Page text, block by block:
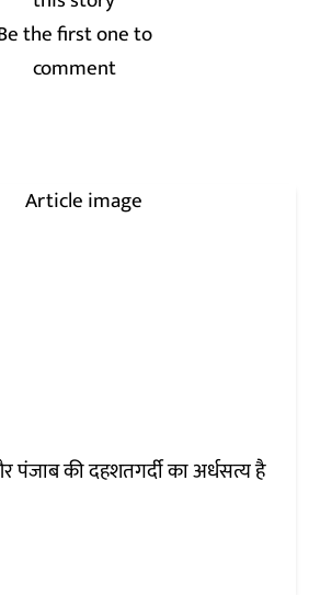
the first one to
comment
की दहशतगर्दी का अर्धसत्य है